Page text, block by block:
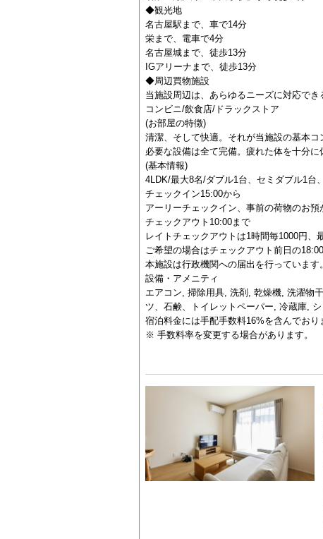
◆観光地
名古屋駅まで、車で14分
栄まで、電車で4分
名古屋城まで、徒歩13分
IGアリーナまで、徒歩13分
◆周辺買物施設
当施設周辺は、あらゆるニーズに対応でき
コンビニ/飲食店/ドラックストア
(お部屋の特徴)
清潔、そして快適。それが当施設の基本コ
必要な設備は全て完備。疲れた体を十分に
(基本情報)
4LDK/最大8名/ダブル1台、セミダブル1台
チェックイン15:00から
アーリーチェックイン、事前の荷物のお預
チェックアウト10:00まで
レイトチェックアウトは1時間毎1000円、
ご希望の場合はチェックアウト前日の
本施設は行政機関への届出を行っています
設備・アメニティ
エアコン, 掃除用具, 洗剤, 乾燥機, 洗濯物
ツ、石鹸、トイレットペーパー, 冷蔵庫,
宿泊料金には手配手数料16%を含んでおり
※ 手数料率を変更する場合があります。